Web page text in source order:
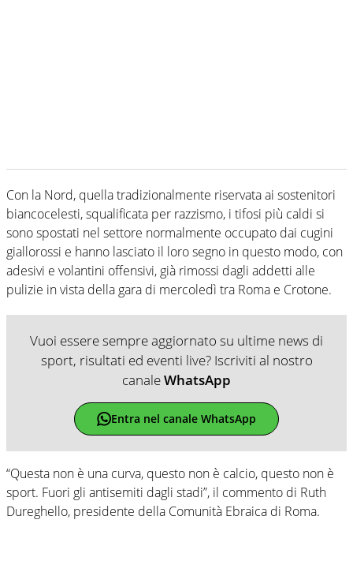
Con la Nord, quella tradizionalmente riservata ai sostenitori
biancocelesti, squalificata per razzismo, i tifosi più caldi si
sono spostati nel settore normalmente occupato dai cugini
giallorossi e hanno lasciato il loro segno in questo modo, con
adesivi e volantini offensivi, già rimossi dagli addetti alle
pulizie in vista della gara di mercoledì tra Roma e Crotone.
Vuoi essere sempre aggiornato su ultime news di
sport, risultati ed eventi live? Iscriviti al nostro
canaleWhatsApp
Entra nel canale WhatsApp
“Questa non è una curva, questo non è calcio, questo non è
sport. Fuori gli antisemiti dagli stadi”, il commento di Ruth
Dureghello, presidente della Comunità Ebraica di Roma.